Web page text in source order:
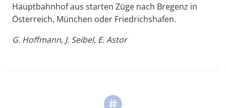
Hauptbahnhof aus starten Züge nach Bregenz in
Österreich, München oder Friedrichshafen.
G. Hoffmann, J. Seibel, E. Astor